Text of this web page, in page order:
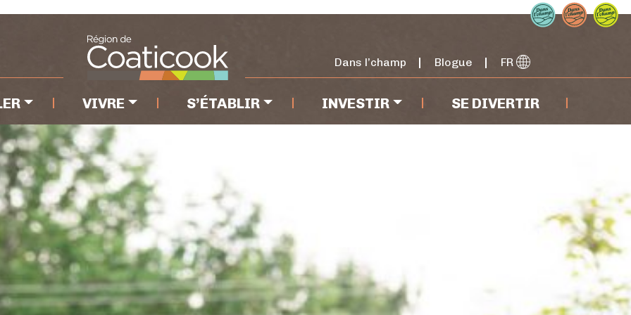
Dans l’champ Blogue FR
VIVRE S’ÉTABLIR INVESTIR SE DIVERTIR